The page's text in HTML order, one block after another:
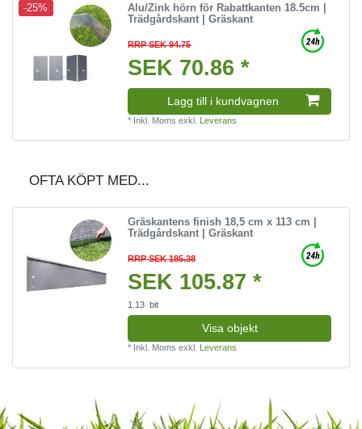
-25%
Alu/Zink hörn för Rabattkanten 18.5cm |
Trädgårdskant | Gräskant
RRP SEK 94.75
SEK 70.86 *
Lagg till i kundvagnen
* Inkl. Moms exkl. Leverans
OFTA KÖPT MED...
Gräskantens finish 18,5 cm x 113 cm |
Trädgårdskant | Gräskant
RRP SEK 185.38
SEK 105.87 *
1.13 bit
Visa objekt
* Inkl. Moms exkl. Leverans